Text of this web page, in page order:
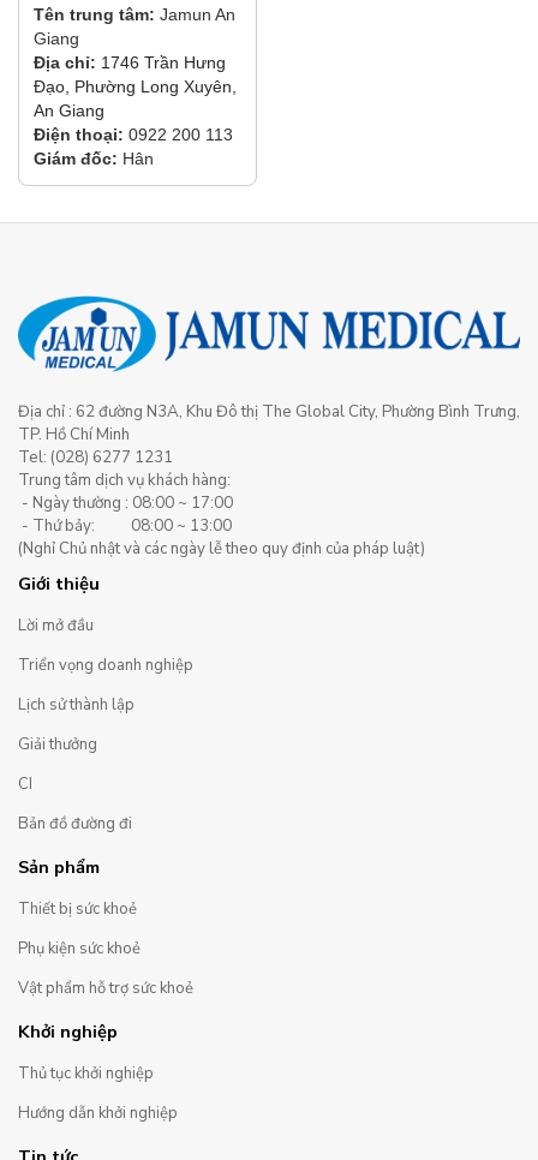
Tên trung tâm: Jamun An
Giang
Địa chỉ: 1746 Trần Hưng
Đạo, Phường Long Xuyên,
An Giang
Điện thoại: 0922 200 113
Giám đốc: Hân
Địa chỉ : 62 đường N3A, Khu Đô thị The Global City, Phường Bình Trưng,
TP. Hồ Chí Minh
Tel: (028) 6277 1231
Trung tâm dịch vụ khách hàng:
- Ngày thường : 08:00 ~ 17:00
- Thứ bảy: 08:00 ~ 13:00
(Nghỉ Chủ nhật và các ngày lễ theo quy định của pháp luật)
Giới thiệu
Lời mở đầu
Triển vọng doanh nghiệp
Lịch sử thành lập
Giải thưởng
CI
Bản đồ đường đi
Sản phẩm
Thiết bị sức khoẻ
Phụ kiện sức khoẻ
Vật phẩm hỗ trợ sức khoẻ
Khởi nghiệp
Thủ tục khởi nghiệp
Hướng dẫn khởi nghiệp